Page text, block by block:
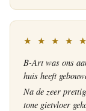
★ ★ ★ ★ ★
B-Art was ons
huis heeft
Na de zeer
tone gietvloer